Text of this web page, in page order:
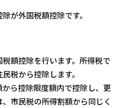
が外国税額控除です。
額控除を行います。所得税で
税から控除します。
ら控除限度額内で控除し、更
市民税の所得割額から同じく